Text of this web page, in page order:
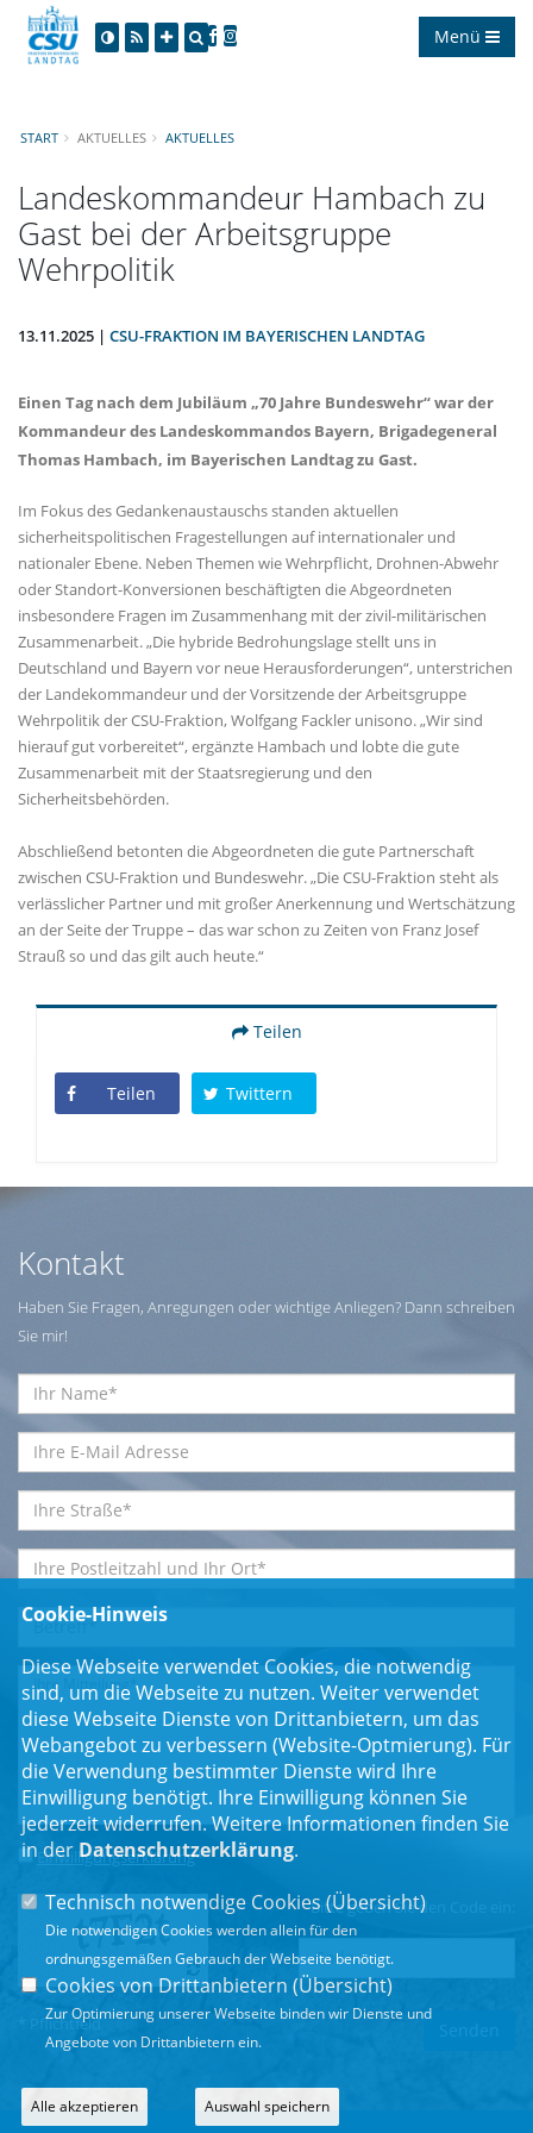
Menü
START AKTUELLES AKTUELLES
Landeskommandeur Hambach zu
Gast bei der Arbeitsgruppe
Wehrpolitik
13.11.2025 | CSU-FRAKTION IM BAYERISCHEN LANDTAG
Einen Tag nach dem Jubiläum „70 Jahre Bundeswehr“ war der
Kommandeur des Landeskommandos Bayern, Brigadegeneral
Thomas Hambach, im Bayerischen Landtag zu Gast.
Im Fokus des Gedankenaustauschs standen aktuellen
sicherheitspolitischen Fragestellungen auf internationaler und
nationaler Ebene. Neben Themen wie Wehrpflicht, Drohnen-Abwehr
oder Standort-Konversionen beschäftigten die Abgeordneten
insbesondere Fragen im Zusammenhang mit der zivil-militärischen
Zusammenarbeit. „Die hybride Bedrohungslage stellt uns in
Deutschland und Bayern vor neue Herausforderungen“, unterstrichen
der Landekommandeur und der Vorsitzende der Arbeitsgruppe
Wehrpolitik der CSU-Fraktion, Wolfgang Fackler unisono. „Wir sind
hierauf gut vorbereitet“, ergänzte Hambach und lobte die gute
Zusammenarbeit mit der Staatsregierung und den
Sicherheitsbehörden.
Abschließend betonten die Abgeordneten die gute Partnerschaft
zwischen CSU-Fraktion und Bundeswehr. „Die CSU-Fraktion steht als
verlässlicher Partner und mit großer Anerkennung und Wertschätzung
an der Seite der Truppe – das war schon zu Zeiten von Franz Josef
Strauß so und das gilt auch heute.“
Teilen
Teilen Twittern
Kontakt
Haben Sie Fragen, Anregungen oder wichtige Anliegen? Dann schreiben
Sie mir!
Einwilligungserklärung*
Bitte geben Sie den Code ein:
* Pflichtfeld
Cookie-Hinweis
Diese Webseite verwendet Cookies, die notwendig
sind, um die Webseite zu nutzen. Weiter verwendet
diese Webseite Dienste von Drittanbietern, um das
Webangebot zu verbessern (Website-Optmierung). Für
die Verwendung bestimmter Dienste wird Ihre
Einwilligung benötigt. Ihre Einwilligung können Sie
jederzeit widerrufen. Weitere Informationen finden Sie
in der Datenschutzerklärung.
Technisch notwendige Cookies (Übersicht)
Die notwendigen Cookies werden allein für den
ordnungsgemäßen Gebrauch der Webseite benötigt.
Cookies von Drittanbietern (Übersicht)
Zur Optimierung unserer Webseite binden wir Dienste und
Angebote von Drittanbietern ein.
Alle akzeptieren Auswahl speichern